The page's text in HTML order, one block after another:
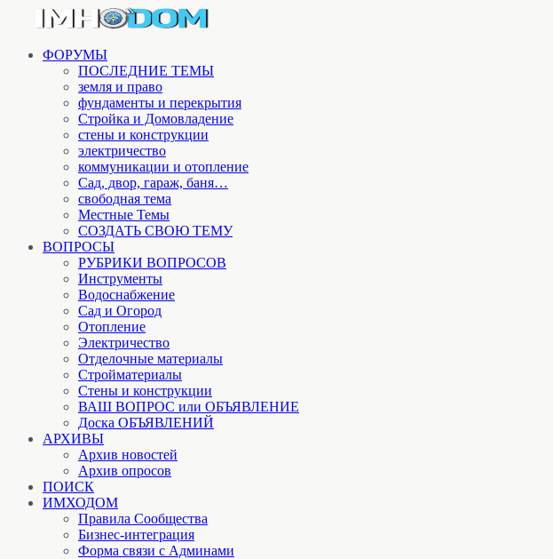
ФОРУМЫ
ПОСЛЕДНИЕ ТЕМЫ
земля и право
фундаменты и перекрытия
Стройка и Домовладение
стены и конструкции
электричество
коммуникации и отопление
Cад, двор, гараж, баня…
свободная тема
Местные Темы
СОЗДАТЬ СВОЮ ТЕМУ
ВОПРОСЫ
РУБРИКИ ВОПРОСОВ
Инструменты
Водоснабжение
Сад и Огород
Отопление
Электричество
Отделочные материалы
Стройматериалы
Стены и конструкции
ВАШ ВОПРОС или ОБЪЯВЛЕНИЕ
Доска ОБЪЯВЛЕНИЙ
АРХИВЫ
Архив новостей
Архив опросов
ПОИСК
ИМХОДОМ
Правила Сообщества
Бизнес-интеграция
Форма связи с Админами